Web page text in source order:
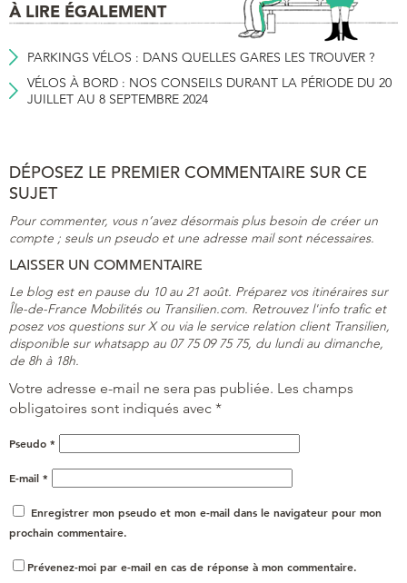
À LIRE ÉGALEMENT
PARKINGS VÉLOS : DANS QUELLES GARES LES TROUVER ?
VÉLOS À BORD : NOS CONSEILS DURANT LA PÉRIODE DU 20
JUILLET AU 8 SEPTEMBRE 2024
DÉPOSEZ LE PREMIER COMMENTAIRE SUR CE
SUJET
Pour commenter, vous n’avez désormais plus besoin de créer un
compte ; seuls un pseudo et une adresse mail sont nécessaires.
LAISSER UN COMMENTAIRE
Le blog est en pause du 10 au 21 août. Préparez vos itinéraires sur
Île-de-France Mobilités ou Transilien.com. Retrouvez l'info trafic et
posez vos questions sur X ou via le service relation client Transilien,
disponible sur whatsapp au 07 75 09 75 75, du lundi au dimanche,
de 8h à 18h.
Votre adresse e-mail ne sera pas publiée. Les champs
obligatoires sont indiqués avec *
Pseudo *
E-mail *
Enregistrer mon pseudo et mon e-mail dans le navigateur pour mon
prochain commentaire.
Prévenez-moi par e-mail en cas de réponse à mon commentaire.